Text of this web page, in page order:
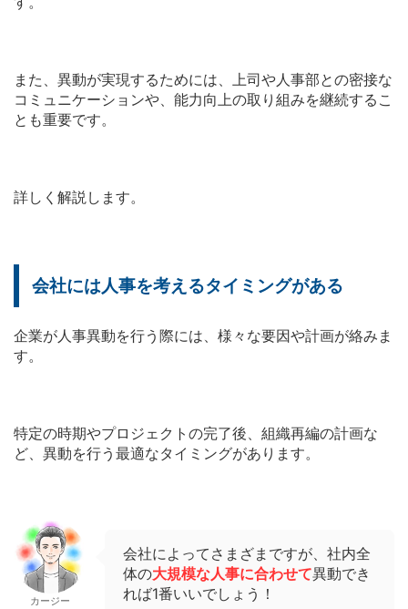
また、異動が実現するためには、上司や人事部との密接な
コミュニケーションや、能力向上の取り組みを継続するこ
とも重要です。
詳しく解説します。
会社には人事を考えるタイミングがある
企業が人事異動を行う際には、様々な要因や計画が絡みま
す。
特定の時期やプロジェクトの完了後、組織再編の計画な
ど、異動を行う最適なタイミングがあります。
カージー
会社によってさまざまですが、社内全
体の大規模な人事に合わせて異動でき
れば1番いいでしょう！